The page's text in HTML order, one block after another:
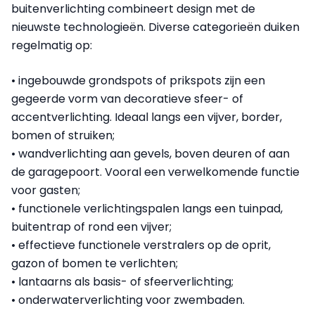
buitenverlichting combineert design met de
nieuwste technologieën. Diverse categorieën duiken
regelmatig op:
• ingebouwde grondspots of prikspots zijn een
gegeerde vorm van decoratieve sfeer- of
accentverlichting. Ideaal langs een vijver, border,
bomen of struiken;
• wandverlichting aan gevels, boven deuren of aan
de garagepoort. Vooral een verwelkomende functie
voor gasten;
• functionele verlichtingspalen langs een tuinpad,
buitentrap of rond een vijver;
• effectieve functionele verstralers op de oprit,
gazon of bomen te verlichten;
• lantaarns als basis- of sfeerverlichting;
• onderwaterverlichting voor zwembaden.